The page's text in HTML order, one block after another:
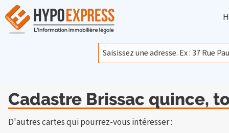
Cadastre Brissac quince,
D'autres cartes qui pourrez-vous intéresser :